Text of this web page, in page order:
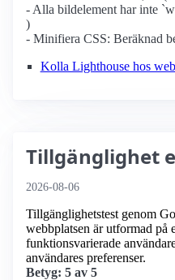
- Alla bildelement har inte
)
- Minifiera CSS: Beräknad
Kolla Lighthouse hos
Tillgänglighet
2026-08-06
Tillgänglighetstest genom
webbplatsen är utformad på
funktionsvarierade
användares preferenser.
Betyg: 5 av 5